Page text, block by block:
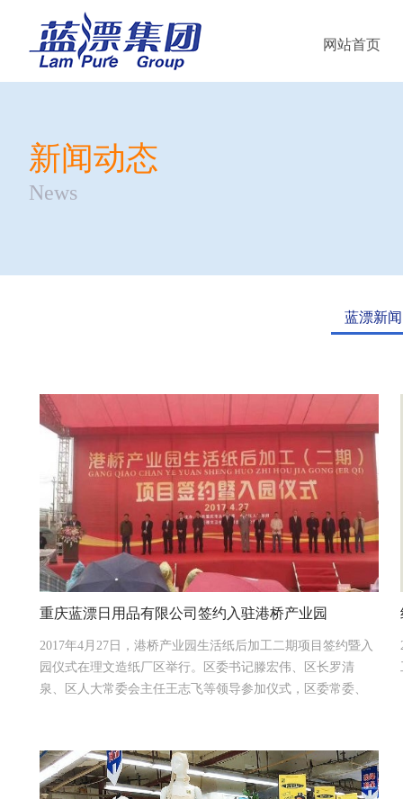
网站首页
新闻动态
News
蓝漂新闻
重庆蓝漂日用品有限公司签约入驻港桥产业园
2017年4月27日，港桥产业园生活纸后加工二期项目签约暨入
园仪式在理文造纸厂区举行。区委书记滕宏伟、区长罗清
泉、区人大常委会主任王志飞等领导参加仪式，区委常委、